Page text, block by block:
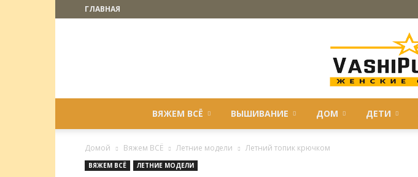
ГЛАВНАЯ
ВЯЖЕМ ВСЁ ВЫШИВАНИЕ ДОМ ДЕТИ
Домой Вяжем ВСЁ Летние модели Летний топик крючком
ВЯЖЕМ ВСЁ ЛЕТНИЕ МОДЕЛИ